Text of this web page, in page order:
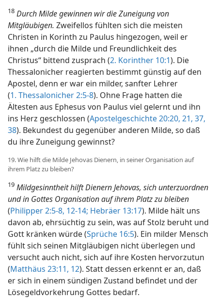
18 Durch Milde gewinnen wir die Zuneigung von
Mitgläubigen. Zweifellos fühlten sich die meisten
Christen in Korinth zu Paulus hingezogen, weil er
ihnen „durch die Milde und Freundlichkeit des
Christus“ bittend zusprach (2. Korinther 10:1). Die
Thessalonicher reagierten bestimmt günstig auf den
Apostel, denn er war ein milder, sanfter Lehrer
(1. Thessalonicher 2:5-8). Ohne Frage hatten die
Ältesten aus Ephesus von Paulus viel gelernt und ihn
ins Herz geschlossen (Apostelgeschichte 20:20, 21, 37,
38). Bekundest du gegenüber anderen Milde, so daß
du ihre Zuneigung gewinnst?
19. Wie hilft die Milde Jehovas Dienern, in seiner Organisation auf
ihrem Platz zu bleiben?
19 Mildgesinntheit hilft Dienern Jehovas, sich unterzuordnen
und in Gottes Organisation auf ihrem Platz zu bleiben
(Philipper 2:5-8, 12-14; Hebräer 13:17). Milde hält uns
davon ab, ehrsüchtig zu sein, was auf Stolz beruht und
Gott kränken würde (Sprüche 16:5). Ein milder Mensch
fühlt sich seinen Mitgläubigen nicht überlegen und
versucht auch nicht, sich auf ihre Kosten hervorzutun
(Matthäus 23:11, 12). Statt dessen erkennt er an, daß
er sich in einem sündigen Zustand befindet und der
Lösegeldvorkehrung Gottes bedarf.